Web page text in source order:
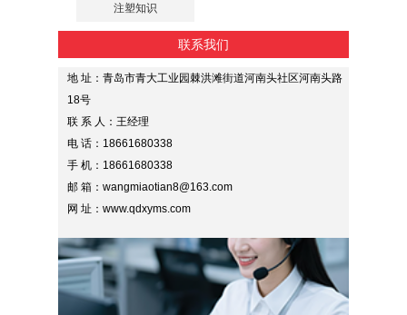
注塑知识
联系我们
地 址：青岛市青大工业园棘洪滩街道河南头社区河南头路
18号
联 系 人：王经理
电 话：18661680338
手 机：18661680338
邮 箱：wangmiaotian8@163.com
网 址：www.qdxyms.com